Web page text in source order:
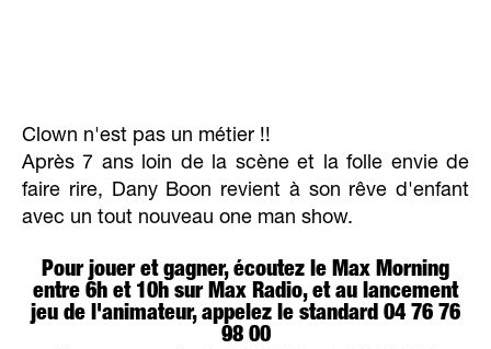
Clown n'est pas un métier !!
Après 7 ans loin de la scène et la folle envie de
faire rire, Dany Boon revient à son rêve d'enfant
avec un tout nouveau one man show.
Pour jouer et gagner, écoutez le Max Morning
entre 6h et 10h sur Max Radio, et au lancement
jeu de l'animateur, appelez le standard 04 76 76
98 00